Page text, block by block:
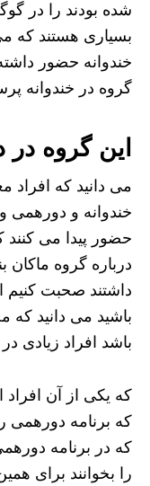
شده بودند را در
بسیاری هستند که
خندوانه حضور داشته
گروه در خندوانه
این گروه
می‌ دانید که افراد
خندوانه و دورهمی
حضور پیدا می
درباره گروه ماکان
داشتند صحبت کنیم
باشید می‌ دانید
باشد افراد زیادی
که یکی از آن افراد
که برنامه دورهمی
که در برنامه
را بخوانند برای